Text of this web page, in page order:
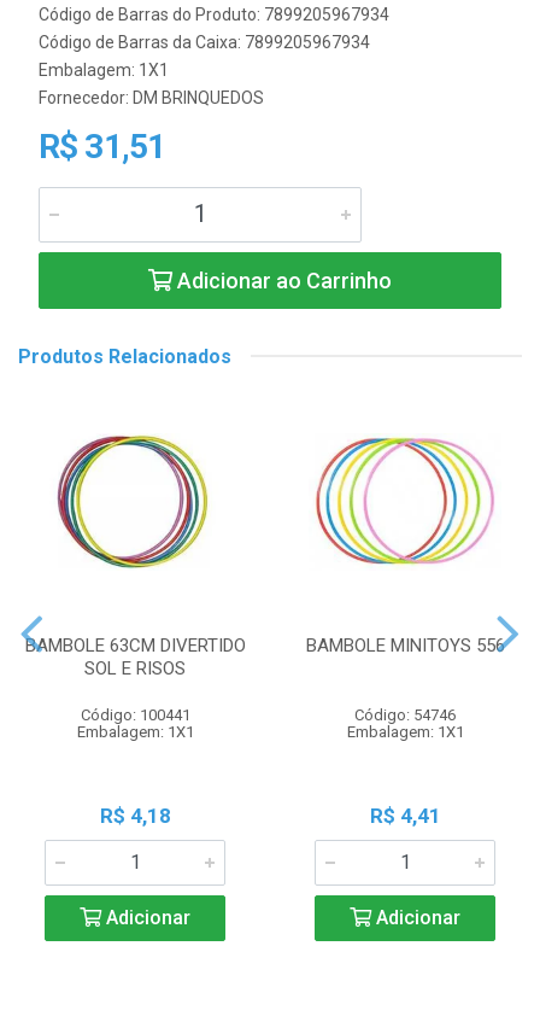
Código de Barras do Produto: 7899205967934
Código de Barras da Caixa: 7899205967934
Embalagem: 1X1
Fornecedor: DM BRINQUEDOS
R$ 31,51
Adicionar ao Carrinho
Produtos Relacionados
BAMBOLE 63CM DIVERTIDO
SOL E RISOS
Código: 100441
Embalagem: 1X1
R$ 4,18
Adicionar
BAMBOLE MINITOYS 556
Código: 54746
Embalagem: 1X1
R$ 4,41
Adicionar